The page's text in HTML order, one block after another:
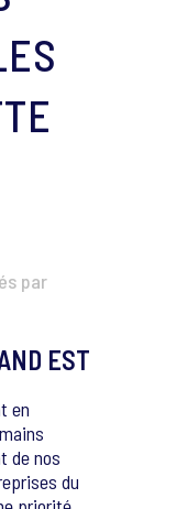
par
EST
en
de nos
du